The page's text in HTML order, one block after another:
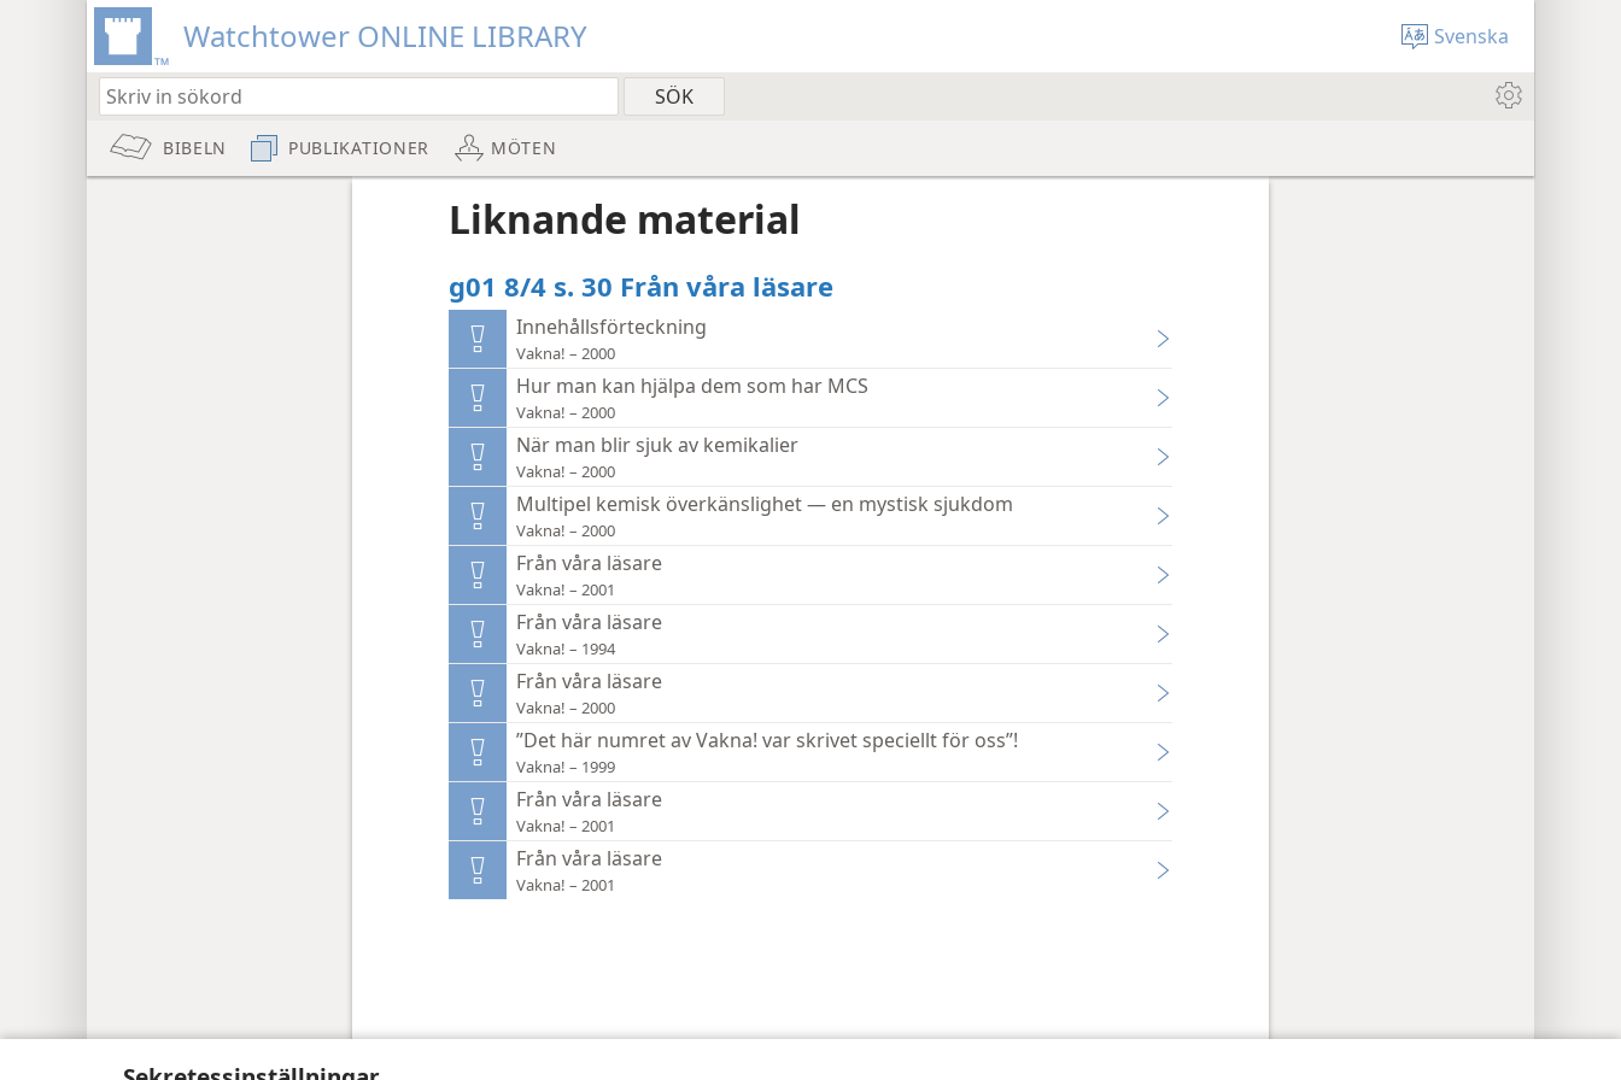
Watchtower ONLINE LIBRARY Svenska
BIBELN PUBLIKATIONER MÖTEN
Liknande material
g01 8/4 s. 30 Från våra läsare
Innehållsförteckning
Vakna! – 2000
Hur man kan hjälpa dem som har MCS
Vakna! – 2000
När man blir sjuk av kemikalier
Vakna! – 2000
Multipel kemisk överkänslighet — en mystisk sjukdom
Vakna! – 2000
Från våra läsare
Vakna! – 2001
Från våra läsare
Vakna! – 1994
Från våra läsare
Vakna! – 2000
”Det här numret av Vakna! var skrivet speciellt för oss”!
Vakna! – 1999
Från våra läsare
Vakna! – 2001
Från våra läsare
Vakna! – 2001